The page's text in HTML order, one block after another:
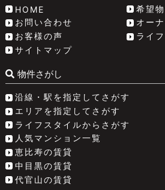
HOME
希望
お問い合わせ
オー
お客様の声
ライ
サイトマップ
物件さがし
沿線・駅を指定してさがす
エリアを指定してさがす
ライフスタイルからさがす
人気マンション一覧
恵比寿の賃貸
中目黒の賃貸
代官山の賃貸